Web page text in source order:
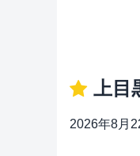
上目
2026年8月